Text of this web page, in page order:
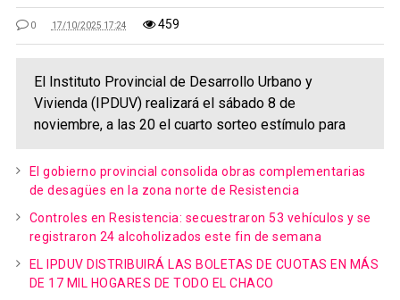
0 17/10/2025 17:24 459
El Instituto Provincial de Desarrollo Urbano y
Vivienda (IPDUV) realizará el sábado 8 de
noviembre, a las 20 el cuarto sorteo estímulo para
El gobierno provincial consolida obras complementarias
de desagües en la zona norte de Resistencia
Controles en Resistencia: secuestraron 53 vehículos y se
registraron 24 alcoholizados este fin de semana
EL IPDUV DISTRIBUIRÁ LAS BOLETAS DE CUOTAS EN MÁS
DE 17 MIL HOGARES DE TODO EL CHACO